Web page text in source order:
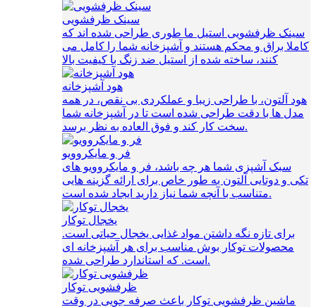
سینک ظرفشویی
سینک ظرفشویی استیل ما طوری طراحی شده اند که
کاملا براق و محکم هستند و آشپزخانه شما را کامل می
کنند، ساخته شده از استیل ضد زنگ با کیفیت بالا
هود آشپزخانه
هود آلتون، با طراحی زیبا و عملکردی بی نقص، در همه
مدل ها با دقت طراحی شده است تا در آشپزخانه شما
سخت کار کند و فوق العاده به نظر برسد.
فر و مایکروویو
سبک آشپزی شما هر چه باشد، فر و مایکروویو های
تکی و دوتایی آلتون به طور خاص برای ارائه گزینه هایی
متناسب با آنچه شما نیاز دارید ایجاد شده است.
یخجال توکار
برای تازه نگه داشتن مواد غذایی یخجال حیاتی است.
محصولات توکار بوش مناسب برای هر آشپزخانه ای
است. که استاندارد طراحی شده.
ظرفشویی توکار
ماشین ظرفشویی توکار باعث صرفه‌ جویی در وقت